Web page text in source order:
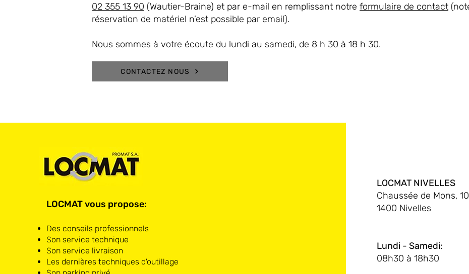
02 355 13 90 (Wautier-Braine) et par e-mail en remplissant notre formulaire de contact
réservation de matériel n’est possible par email).
Nous sommes à votre écoute du lundi au samedi, de 8 h 30 à 18 h 30.
CONTACTEZ NOUS
LOCMAT vous propose:
Des conseils professionnels
Son service technique
Son service livraison
Les dernières techniques d'outillage
LOCMAT NIVELLES
Chaussée de Mons, 10
1400 Nivelles
Lundi - Samedi:
08h30 à 18h30